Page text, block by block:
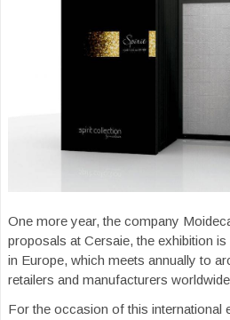
One more year, the company
proposals at Cersaie, the exhibition
in Europe, which meets annually to
retailers and manufacturers
For the occasion of this international